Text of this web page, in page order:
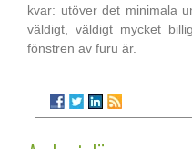
kvar: utöver det minimala
väldigt, väldigt mycket
fönstren av furu är.